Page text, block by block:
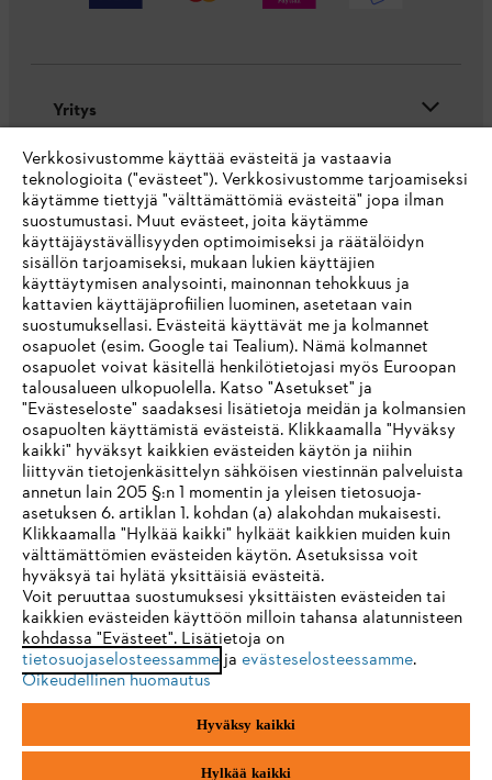
Yritys
STIHL FAQ
Palvelut
Yleiset ehdot Tietosuojakäytäntö Impressum
Evästeet Takuuehdot Oikeudelliset tiedot
Andreas Stihl Oy
Koivupuistontie 10 B
01510 Vantaa
IHR BROWSER WIRD NICHT
UNTERSTÜTZT
Sie nutzen einen Browser, den wir noch nicht unterstützen. Für
eine optimale Nutzung unserer Seite empfehlen wir Ihnen, zu
einem der folgenden Browser zu wechseln:
Firefox Chrome
Verkkosivustomme käyttää evästeitä ja vastaavia
teknologioita ("evästeet"). Verkkosivustomme tarjoamiseksi
käytämme tiettyjä "välttämättömiä evästeitä" jopa ilman
suostumustasi. Muut evästeet, joita käytämme
käyttäjäystävällisyyden optimoimiseksi ja räätälöidyn
sisällön tarjoamiseksi, mukaan lukien käyttäjien
käyttäytymisen analysointi, mainonnan tehokkuus ja
kattavien käyttäjäprofiilien luominen, asetetaan vain
suostumuksellasi. Evästeitä käyttävät me ja kolmannet
osapuolet (esim. Google tai Tealium). Nämä kolmannet
osapuolet voivat käsitellä henkilötietojasi myös Euroopan
talousalueen ulkopuolella. Katso "Asetukset" ja
"Evästeseloste" saadaksesi lisätietoja meidän ja kolmansien
osapuolten käyttämistä evästeistä. Klikkaamalla "Hyväksy
kaikki" hyväksyt kaikkien evästeiden käytön ja niihin
liittyvän tietojenkäsittelyn sähköisen viestinnän palveluista
annetun lain 205 §:n 1 momentin ja yleisen tietosuoja-
asetuksen 6. artiklan 1. kohdan (a) alakohdan mukaisesti.
Klikkaamalla "Hylkää kaikki" hylkäät kaikkien muiden kuin
välttämättömien evästeiden käytön. Asetuksissa voit
hyväksyä tai hylätä yksittäisiä evästeitä.
Voit peruuttaa suostumuksesi yksittäisten evästeiden tai
kaikkien evästeiden käyttöön milloin tahansa alatunnisteen
kohdassa "Evästeet". Lisätietoja on
tietosuojaselosteessammeja evästeselosteessamme.
Oikeudellinen huomautus
Hyväksy kaikki
Hylkää kaikki